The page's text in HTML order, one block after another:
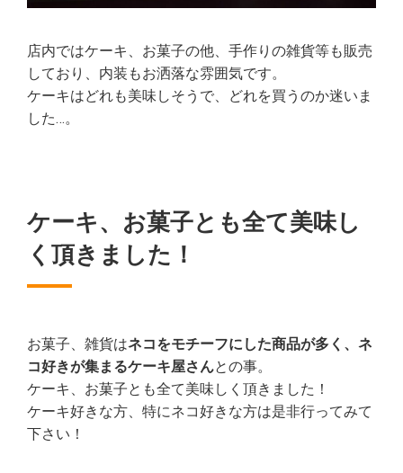
店内ではケーキ、お菓子の他、手作りの雑貨等も販売
しており、内装もお洒落な雰囲気です。
ケーキはどれも美味しそうで、どれを買うのか迷いま
した…。
ケーキ、お菓子とも全て美味し
く頂きました！
お菓子、雑貨はネコをモチーフにした商品が多く、ネ
コ好きが集まるケーキ屋さんとの事。
ケーキ、お菓子とも全て美味しく頂きました！
ケーキ好きな方、特にネコ好きな方は是非行ってみて
下さい！